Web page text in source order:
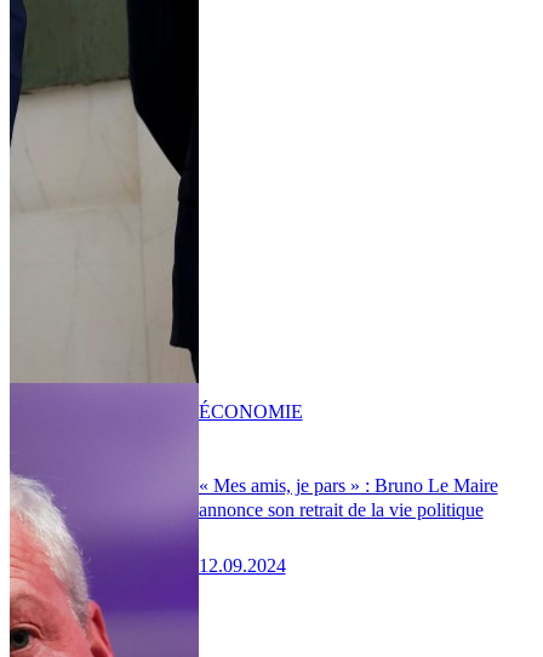
« Mes amis, je pars » : Bruno Le Maire
annonce son retrait de la vie politique
12.09.2024
ÉCONOMIE